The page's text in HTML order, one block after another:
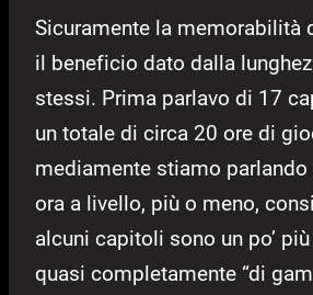
Sicuramente la memorabilità
il beneficio dato dalla
stessi. Prima parlavo di 17
un totale di circa 20 ore di
mediamente stiamo parlando
ora a livello, più o meno,
alcuni capitoli sono un po’
quasi completamente “di